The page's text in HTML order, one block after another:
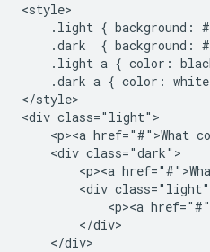
<style>
.light { background:
.dark  { background:
.light a { color:
.dark a { color:
</style>
<div class="light">
<p><a href="#">What
    <div class="dark">
<p><a
<div
<p><a
        </div>
    </div>